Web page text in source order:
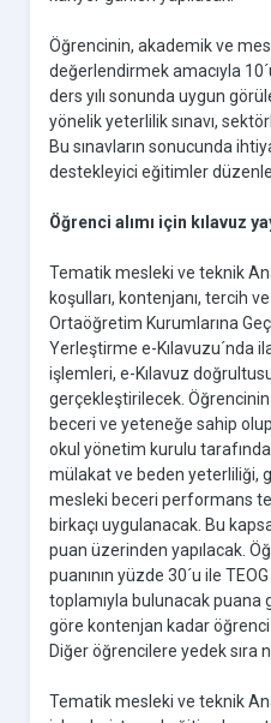
Öğrencinin, akademik ve
değerlendirmek amacıyla
ders yılı sonunda uygun
yönelik yeterlilik sınavı,
Bu sınavların sonucunda
destekleyici eğitimler
Öğrenci alımı için kılavuz
Tematik mesleki ve teknik
koşulları, kontenjanı, tercih
Ortaöğretim Kurumlarına
Yerleştirme e-Kılavuzu´nda
işlemleri, e-Kılavuz
gerçekleştirilecek.
beceri ve yeteneğe sahip
okul yönetim kurulu
mülakat ve beden yeterliliği,
mesleki beceri performans
birkaçı uygulanacak. Bu
puan üzerinden yapılacak.
puanının yüzde 30´u ile
toplamıyla bulunacak puana
göre kontenjan kadar öğrenci
Diğer öğrencilere yedek sıra
Tematik mesleki ve teknik